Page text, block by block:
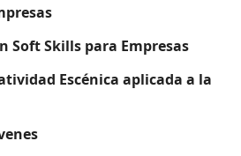
Soft Skills para Empresas
Escénica aplicada a la